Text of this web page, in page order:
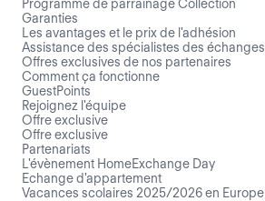
Programme de parrainage Collection
Garanties
Les avantages et le prix de l'adhésion
Assistance des spécialistes des échanges
Offres exclusives de nos partenaires
Comment ça fonctionne
GuestPoints
Rejoignez l'équipe
Offre exclusive
Offre exclusive
Partenariats
L'évènement HomeExchange Day
Echange d'appartement
Vacances scolaires 2025/2026 en Europe